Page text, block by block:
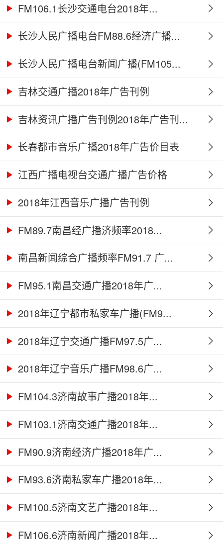
FM106.1长沙交通电台2018年...
长沙人民广播电台FM88.6经济广播...
长沙人民广播电台新闻广播(FM105...
吉林交通广播2018年广告刊例
吉林资讯广播广告刊例2018年广告刊...
长春都市音乐广播2018年广告价目表
江西广播电视台交通广播广告价格
2018年江西音乐广播广告刊例
FM89.7南昌经广播济频率2018...
南昌新闻综合广播频率FM91.7 广...
FM95.1南昌交通广播2018年广...
2018年辽宁都市私家车广播(FM9...
2018年辽宁交通广播FM97.5广...
2018年辽宁音乐广播FM98.6广...
FM104.3济南故事广播2018年...
FM103.1济南交通广播2018年...
FM90.9济南经济广播2018年广...
FM93.6济南私家车广播2018年...
FM100.5济南文艺广播2018年...
FM106.6济南新闻广播2018年...